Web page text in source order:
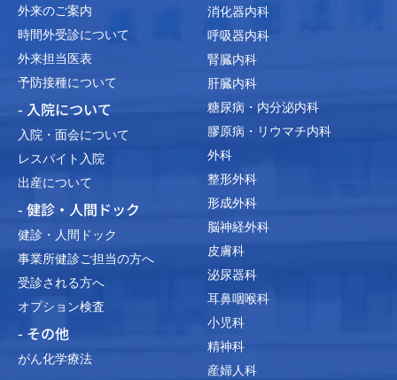
外来のご案内
時間外受診について
外来担当医表
予防接種について
- 入院について
入院・面会について
レスパイト入院
出産について
- 健診・人間ドック
健診・人間ドック
事業所健診ご担当の方へ
受診される方へ
オプション検査
- その他
がん化学療法
消化器内科
呼吸器内科
腎臓内科
肝臓内科
糖尿病・内分泌内科
膠原病・リウマチ内科
外科
整形外科
形成外科
脳神経外科
皮膚科
泌尿器科
耳鼻咽喉科
小児科
精神科
産婦人科